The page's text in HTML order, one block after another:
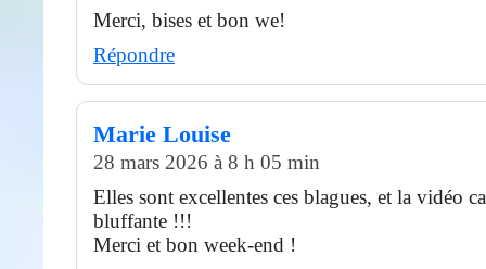
Merci, bises et bon we!
Répondre
Marie Louise
28 mars 2026 à 8 h 05 min
Elles sont excellentes ces blagues, et la vidéo
bluffante !!!
Merci et bon week-end !